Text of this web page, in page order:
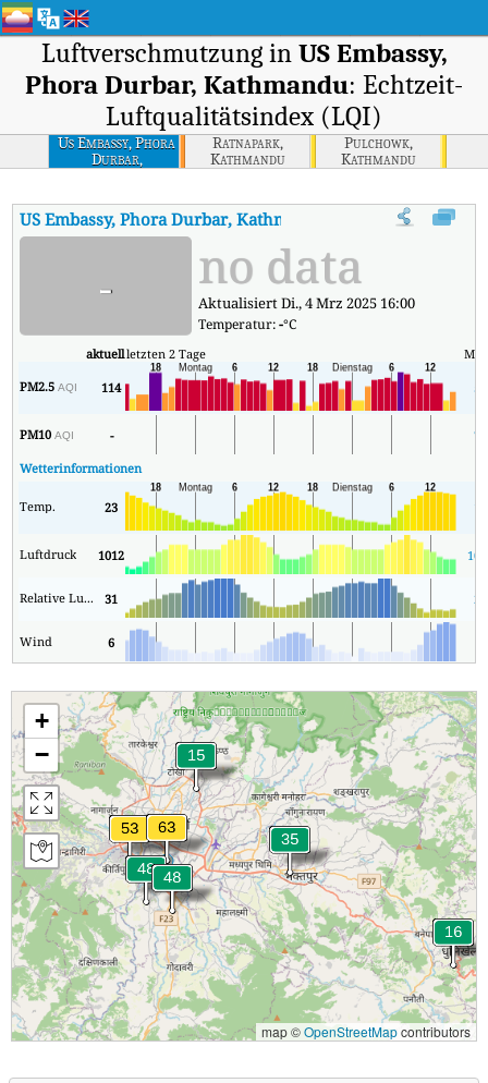
Luftverschmutzung in US Embassy,
Phora Durbar, Kathmandu: Echtzeit-
Luftqualitätsindex (LQI)
Us Embassy, Phora
Durbar,
Kathmandu
Ratnapark,
Kathmandu
Pulchowk,
Kathmandu
US Embassy, Phora Durbar, Kathmandu US Embassy,
- no data
Aktualisiert Di., 4 Mrz 2025 16:00
Temperatur:-°C
aktuellletzten 2 Tage
PM2.5AQI 114 50
PM10AQI -
70
Wetterinformationen
Temp. 23 10
Luftdruck 1012
Relative Luftfeuchtigkeit 31 25
Wind 6
+
−
map ©OpenStreetMapcontributors